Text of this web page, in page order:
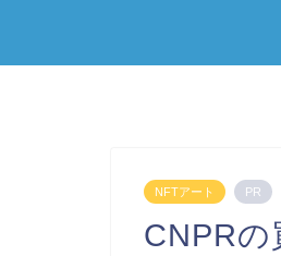
NFTアート PR
CNPRの